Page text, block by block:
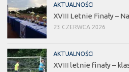
AKTUALNOŚCI
XVIII Letnie Finały –
23 CZERWCA 2026
AKTUALNOŚCI
XVIII letnie finały –